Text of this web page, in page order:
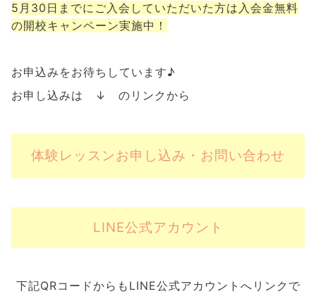
5月30日までにご入会していただいた方は入会金無料
の開校キャンペーン実施中！
お申込みをお待ちしています♪
お申し込みは ↓ のリンクから
体験レッスンお申し込み・お問い合わせ
LINE公式アカウント
下記QRコードからもLINE公式アカウントへリンクで